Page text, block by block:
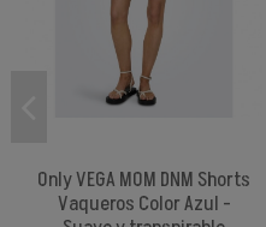
Only VEGA MOM DNM Shorts
Vaqueros Color Azul -